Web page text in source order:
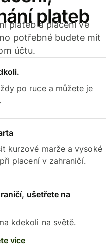
plateb
plateb a placení ve
potřebné budete mít
účtu.
po ruce a můžete je
kurzové marže a vysoké
placení v zahraničí.
ušetřete na
kdekoli na světě.
více